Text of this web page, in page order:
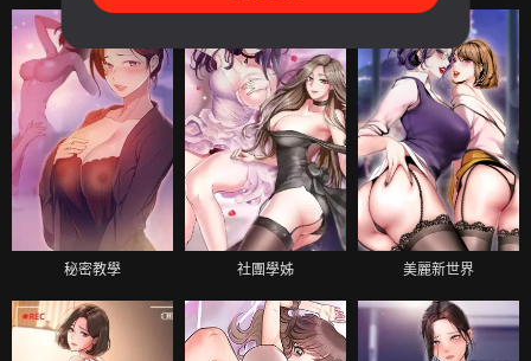
秘密教學 社團學姊 美麗新世界